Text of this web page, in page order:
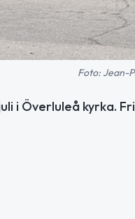
Foto: Jean-
i Överluleå kyrka.